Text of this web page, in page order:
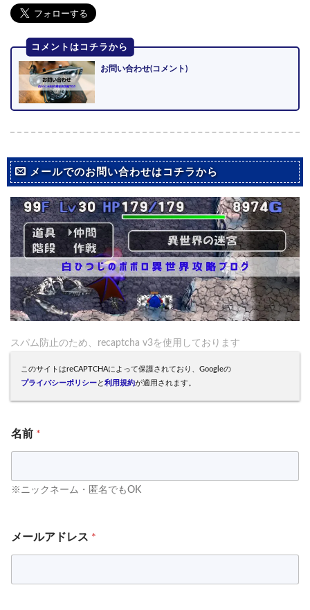
コメントはコチラから
お問い合わせ(コメント)
メールでのお問い合わせはコチラから
スパム防止のため、recaptcha v3を使用しております
このサイトはreCAPTCHAによって保護されており、Googleの
プライバシーポリシーと利用規約が適用されます。
名前 *
※ニックネーム・匿名でもOK
メールアドレス *